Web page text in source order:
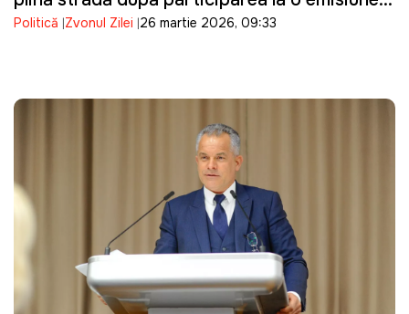
TV
Politică Zvonul Zilei 26 martie 2026, 09:33